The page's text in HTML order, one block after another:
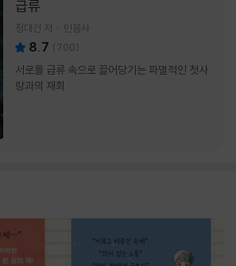
급류
정대건 저 민음사
8.7 (700)
서로를 급류 속으로 끌어당기는 파멸적인 첫사
랑과의 재회